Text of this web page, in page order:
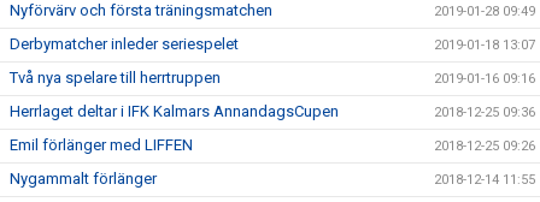
Nyförvärv och första träningsmatchen 2019-01-28 09:49
Derbymatcher inleder seriespelet 2019-01-18 13:07
Två nya spelare till herrtruppen 2019-01-16 09:16
Herrlaget deltar i IFK Kalmars AnnandagsCupen 2018-12-25 09:36
Emil förlänger med LIFFEN 2018-12-25 09:26
Nygammalt förlänger 2018-12-14 11:55